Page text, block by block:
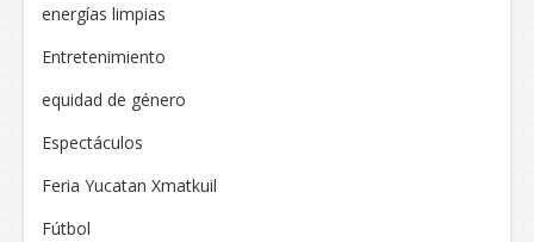
energías limpias
Entretenimiento
equidad de género
Espectáculos
Feria Yucatan Xmatkuil
Fútbol